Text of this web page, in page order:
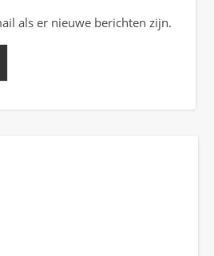
als er nieuwe berichten zijn.